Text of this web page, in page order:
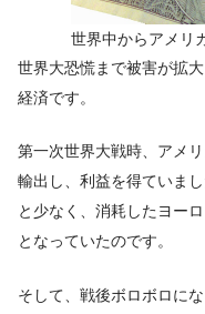
世界中からアメリ
世界大恐慌まで被害が拡
経済です。
第一次世界大戦時、アメ
輸出し、利益を得ていま
と少なく、消耗したヨー
となっていたのです。
そして、戦後ボロボロに